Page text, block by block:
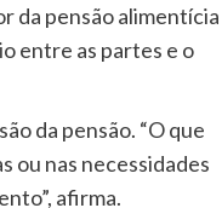
da pensão alimentícia
entre as partes e o
da pensão. “O que
ou nas necessidades
afirma.